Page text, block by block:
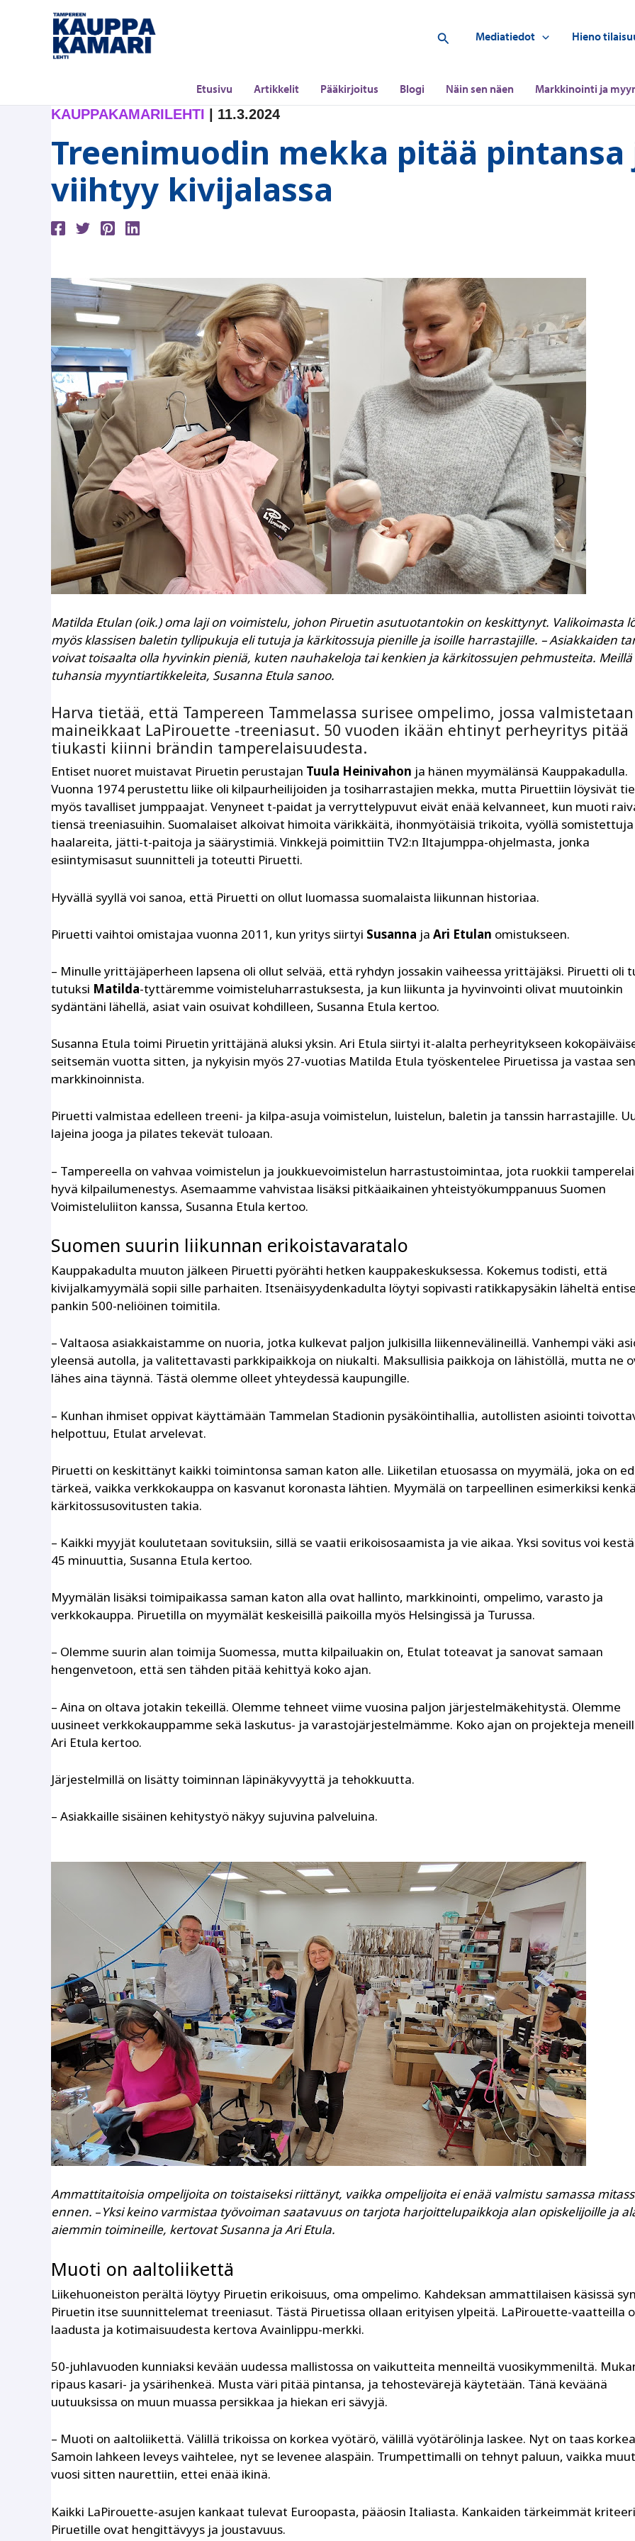
Hae Mediatiedot Hieno
Etusivu Artikkelit Pääkirjoitus Blogi Näin sen näen Markkinointi ja
KAUPPAKAMARILEHTI | 11.3.2024
Treenimuodin mekka pitää pintansa
viihtyy kivijalassa
Matilda Etulan (oik.) oma laji on voimistelu, johon Piruetin asutuotantokin on keskittynyt. Valikoimasta
myös klassisen baletin tyllipukuja eli tutuja ja kärkitossuja pienille ja isoille harrastajille. – Asiakkaiden
voivat toisaalta olla hyvinkin pieniä, kuten nauhakeloja tai kenkien ja kärkitossujen pehmusteita.
tuhansia myyntiartikkeleita, Susanna Etula sanoo.
Harva tietää, että Tampereen Tammelassa surisee ompelimo, jossa valmistetaan
maineikkaat LaPirouette -treeniasut. 50 vuoden ikään ehtinyt perheyritys pitää
tiukasti kiinni brändin tamperelaisuudesta.
Entiset nuoret muistavat Piruetin perustajan Tuula Heinivahon ja hänen myymälänsä Kauppakadulla.
Vuonna 1974 perustettu liike oli kilpaurheilijoiden ja tosiharrastajien mekka, mutta Piruettiin löysivät
myös tavalliset jumppaajat. Venyneet t-paidat ja verryttelypuvut eivät enää kelvanneet, kun muoti
tiensä treeniasuihin. Suomalaiset alkoivat himoita värikkäitä, ihonmyötäisiä trikoita, vyöllä somistettuja
haalareita, jätti-t-paitoja ja säärystimiä. Vinkkejä poimittiin TV2:n Iltajumppa-ohjelmasta, jonka
esiintymisasut suunnitteli ja toteutti Piruetti.
Hyvällä syyllä voi sanoa, että Piruetti on ollut luomassa suomalaista liikunnan historiaa.
Piruetti vaihtoi omistajaa vuonna 2011, kun yritys siirtyi Susanna ja Ari Etulan omistukseen.
– Minulle yrittäjäperheen lapsena oli ollut selvää, että ryhdyn jossakin vaiheessa yrittäjäksi. Piruetti oli
tutuksi Matilda-tyttäremme voimisteluharrastuksesta, ja kun liikunta ja hyvinvointi olivat muutoinkin
sydäntäni lähellä, asiat vain osuivat kohdilleen, Susanna Etula kertoo.
Susanna Etula toimi Piruetin yrittäjänä aluksi yksin. Ari Etula siirtyi it-alalta perheyritykseen
seitsemän vuotta sitten, ja nykyisin myös 27-vuotias Matilda Etula työskentelee Piruetissa ja vastaa sen
markkinoinnista.
Piruetti valmistaa edelleen treeni- ja kilpa-asuja voimistelun, luistelun, baletin ja tanssin harrastajille.
lajeina jooga ja pilates tekevät tuloaan.
– Tampereella on vahvaa voimistelun ja joukkuevoimistelun harrastustoimintaa, jota ruokkii
hyvä kilpailumenestys. Asemaamme vahvistaa lisäksi pitkäaikainen yhteistyökumppanuus Suomen
Voimisteluliiton kanssa, Susanna Etula kertoo.
Suomen suurin liikunnan erikoistavaratalo
Kauppakadulta muuton jälkeen Piruetti pyörähti hetken kauppakeskuksessa. Kokemus todisti, että
kivijalkamyymälä sopii sille parhaiten. Itsenäisyydenkadulta löytyi sopivasti ratikkapysäkin läheltä
pankin 500-neliöinen toimitila.
– Valtaosa asiakkaistamme on nuoria, jotka kulkevat paljon julkisilla liikennevälineillä. Vanhempi väki
yleensä autolla, ja valitettavasti parkkipaikkoja on niukalti. Maksullisia paikkoja on lähistöllä, mutta ne
lähes aina täynnä. Tästä olemme olleet yhteydessä kaupungille.
– Kunhan ihmiset oppivat käyttämään Tammelan Stadionin pysäköintihallia, autollisten asiointi
helpottuu, Etulat arvelevat.
Piruetti on keskittänyt kaikki toimintonsa saman katon alle. Liiketilan etuosassa on myymälä, joka on
tärkeä, vaikka verkkokauppa on kasvanut koronasta lähtien. Myymälä on tarpeellinen esimerkiksi
kärkitossusovitusten takia.
– Kaikki myyjät koulutetaan sovituksiin, sillä se vaatii erikoisosaamista ja vie aikaa. Yksi sovitus voi
45 minuuttia, Susanna Etula kertoo.
Myymälän lisäksi toimipaikassa saman katon alla ovat hallinto, markkinointi, ompelimo, varasto ja
verkkokauppa. Piruetilla on myymälät keskeisillä paikoilla myös Helsingissä ja Turussa.
– Olemme suurin alan toimija Suomessa, mutta kilpailuakin on, Etulat toteavat ja sanovat samaan
hengenvetoon, että sen tähden pitää kehittyä koko ajan.
– Aina on oltava jotakin tekeillä. Olemme tehneet viime vuosina paljon järjestelmäkehitystä. Olemme
uusineet verkkokauppamme sekä laskutus- ja varastojärjestelmämme. Koko ajan on projekteja
Ari Etula kertoo.
Järjestelmillä on lisätty toiminnan läpinäkyvyyttä ja tehokkuutta.
– Asiakkaille sisäinen kehitystyö näkyy sujuvina palveluina.
Ammattitaitoisia ompelijoita on toistaiseksi riittänyt, vaikka ompelijoita ei enää valmistu samassa
ennen. –Yksi keino varmistaa työvoiman saatavuus on tarjota harjoittelupaikkoja alan opiskelijoille ja
aiemmin toimineille, kertovat Susanna ja Ari Etula.
Muoti on aaltoliikettä
Liikehuoneiston perältä löytyy Piruetin erikoisuus, oma ompelimo. Kahdeksan ammattilaisen käsissä
Piruetin itse suunnittelemat treeniasut. Tästä Piruetissa ollaan erityisen ylpeitä. LaPirouette-vaatteilla
laadusta ja kotimaisuudesta kertova Avainlippu-merkki.
50-juhlavuoden kunniaksi kevään uudessa mallistossa on vaikutteita menneiltä vuosikymmeniltä.
ripaus kasari- ja ysärihenkeä. Musta väri pitää pintansa, ja tehostevärejä käytetään. Tänä keväänä
uutuuksissa on muun muassa persikkaa ja hiekan eri sävyjä.
– Muoti on aaltoliikettä. Välillä trikoissa on korkea vyötärö, välillä vyötärölinja laskee. Nyt on taas
Samoin lahkeen leveys vaihtelee, nyt se levenee alaspäin. Trumpettimalli on tehnyt paluun, vaikka
vuosi sitten naurettiin, ettei enää ikinä.
Kaikki LaPirouette-asujen kankaat tulevat Euroopasta, pääosin Italiasta. Kankaiden tärkeimmät
Piruetille ovat hengittävyys ja joustavuus.